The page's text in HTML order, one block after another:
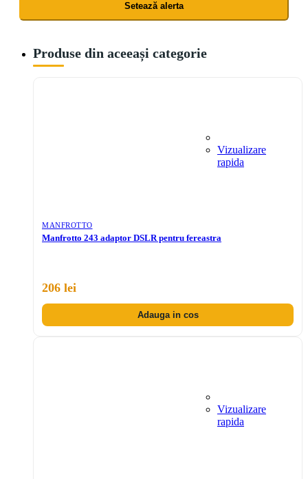
Setează alerta
Produse din aceeași categorie
Vizualizare
rapida
MANFROTTO
Manfrotto 243 adaptor DSLR pentru fereastra
206 lei
Adauga in cos
Vizualizare
rapida